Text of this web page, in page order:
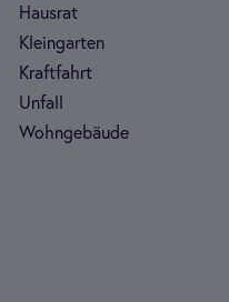
Haus­rat
Klein­gar­ten
Kraft­fahrt
Unfall
Wohn­ge­bäude